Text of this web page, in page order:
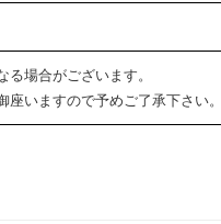
場合がございます。
座いますので予めご了承下さい